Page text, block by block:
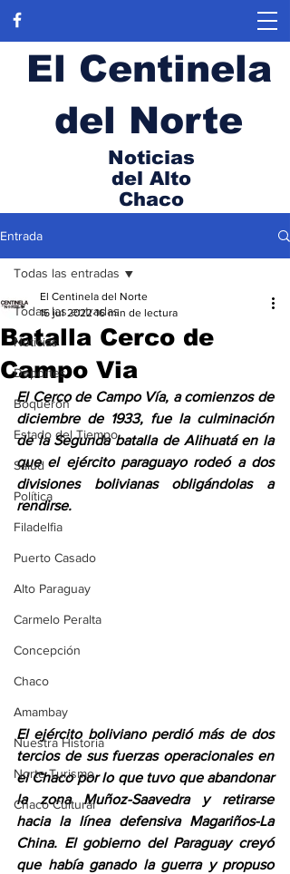
El Centinela
del Norte
Noticias
del Alto
Chaco
Entrada
Todas las entradas
Noticias
Deportes
Boquerón
Estado del Tiempo
Salud
Política
Filadelfia
Puerto Casado
Alto Paraguay
Carmelo Peralta
Concepción
Chaco
Amambay
Nuestra Historia
Norte Turismo
Chaco Cultural
Todas las entradas
Batalla Cerco de
Campo Via
El Centinela del Norte
16 jul 2022 16 min de lectura
El Cerco de Campo Vía, a comienzos de
diciembre de 1933, fue la culminación
de la Segunda batalla de Alihuatá en la
que el ejército paraguayo rodeó a dos
divisiones bolivianas obligándolas a
rendirse.
El ejército boliviano perdió más de dos
tercios de sus fuerzas operacionales en
el Chaco por lo que tuvo que abandonar
la zona Muñoz-Saavedra y retirarse
hacia la línea defensiva Magariños-La
China. El gobierno del Paraguay creyó
que había ganado la guerra y propuso